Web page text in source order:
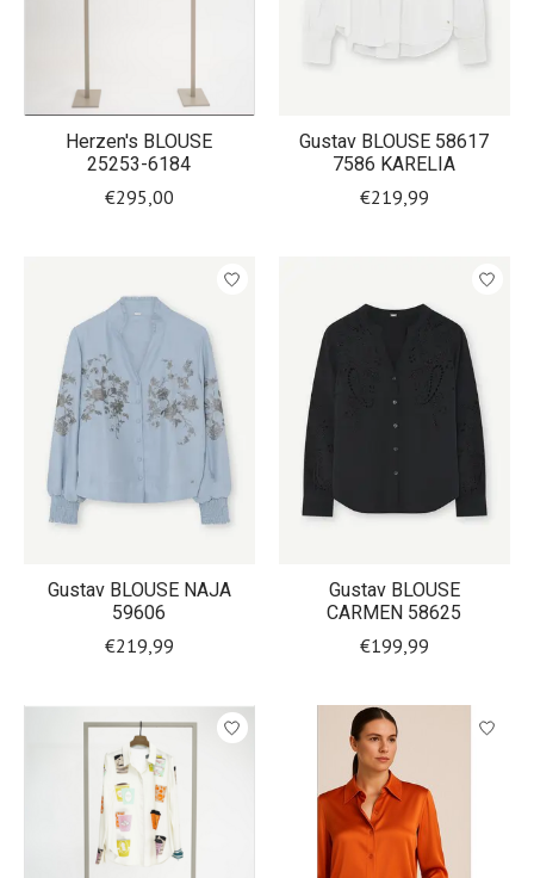
Herzen's BLOUSE
25253-6184
€295,00
Gustav BLOUSE 58617
7586 KARELIA
€219,99
Gustav BLOUSE NAJA
59606
€219,99
Gustav BLOUSE
CARMEN 58625
€199,99